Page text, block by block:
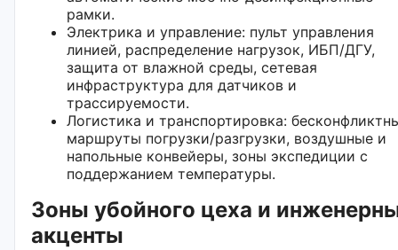
рамки.
Электрика и управление: пульт управления
линией, распределение нагрузок, ИБП/ДГУ,
защита от влажной среды, сетевая
инфраструктура для датчиков и
трассируемости.
Логистика и транспортировка:
маршруты погрузки/разгрузки, воздушные и
напольные конвейеры, зоны экспедиции с
поддержанием температуры.
Зоны убойного цеха и
акценты